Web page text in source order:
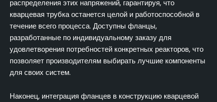
распределения этих напряжений, гарантируя, что
кварцевая трубка останется целой и работоспособной в
течение всего процесса. Доступны фланцы,
разработанные по индивидуальному заказу для
удовлетворения потребностей конкретных реакторов, что
позволяет производителям выбирать лучшие компоненты
для своих систем.
Наконец, интеграция фланцев в конструкцию кварцевой